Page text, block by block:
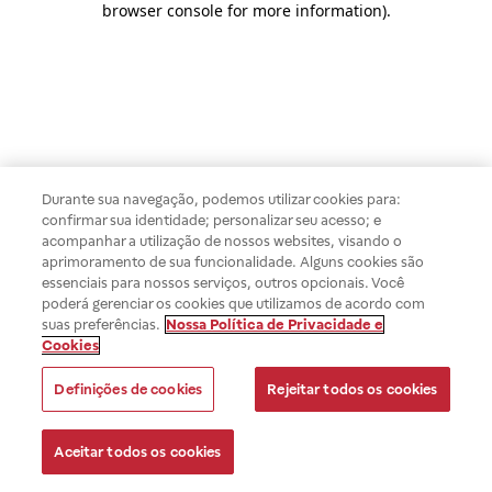
browser console for more information).
Durante sua navegação, podemos utilizar cookies para:
confirmar sua identidade; personalizar seu acesso; e
acompanhar a utilização de nossos websites, visando o
aprimoramento de sua funcionalidade. Alguns cookies são
essenciais para nossos serviços, outros opcionais. Você
poderá gerenciar os cookies que utilizamos de acordo com
suas preferências. Nossa Política de Privacidade e
Cookies
Definições de cookies Rejeitar todos os cookies
Aceitar todos os cookies